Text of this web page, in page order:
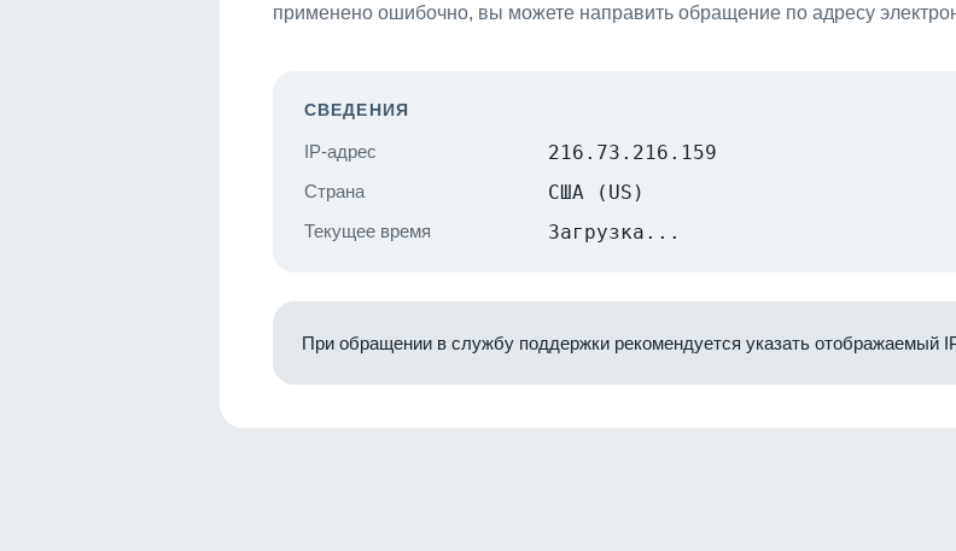
применено ошибочно, вы можете направить обращение по адресу
СВЕДЕНИЯ
IP-адрес 216.73.216.159
Страна США (US)
Текущее время Загрузка...
При обращении в службу поддержки рекомендуется указать отображаемый